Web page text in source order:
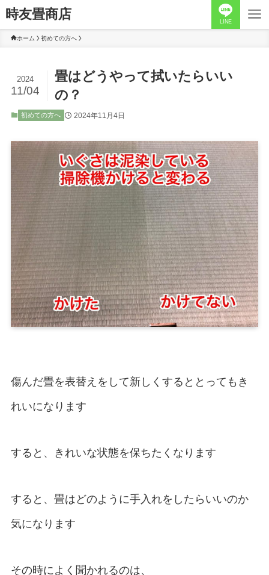
時友畳商店 LINE
ホーム 初めての方へ
畳はどうやって拭いたらいい
の？
2024
11/04
初めての方へ 2024年11月4日
傷んだ畳を表替えをして新しくするととってもき
れいになります
すると、きれいな状態を保ちたくなります
すると、畳はどのように手入れをしたらいいのか
気になります
その時によく聞かれるのは、